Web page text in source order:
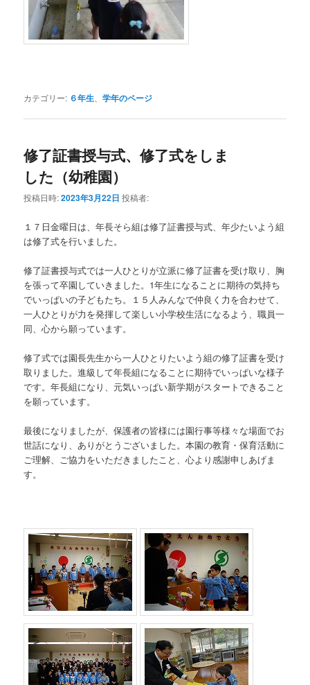
カテゴリー: ６年生 、学年のページ
修了証書授与式、修了式をしま
した（幼稚園）
投稿日時:2023年3月22日 投稿者:
１７日金曜日は、年長そら組は修了証書授与式、年少たいよう組
は修了式を行いました。
修了証書授与式では一人ひとりが立派に修了証書を受け取り、胸
を張って卒園していきました。1年生になることに期待の気持ち
でいっぱいの子どもたち。１５人みんなで仲良く力を合わせて、
一人ひとりが力を発揮して楽しい小学校生活になるよう、職員一
同、心から願っています。
修了式では園長先生から一人ひとりたいよう組の修了証書を受け
取りました。進級して年長組になることに期待でいっぱいな様子
です。年長組になり、元気いっぱい新学期がスタートできること
を願っています。
最後になりましたが、保護者の皆様には園行事等様々な場面でお
世話になり、ありがとうございました。本園の教育・保育活動に
ご理解、ご協力をいただきましたこと、心より感謝申しあげま
す。